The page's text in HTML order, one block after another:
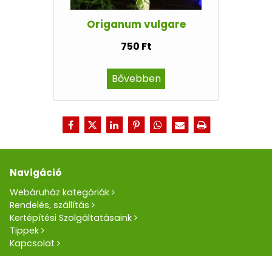
Origanum vulgare
750 Ft
Bővebben
Navigáció
Webáruház kategóriák
Rendelés, szállítás
Kertépítési Szolgáltatásaink
Tippek
Kapcsolat